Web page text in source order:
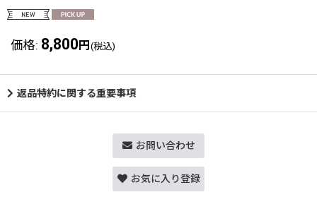
価格: 8,800 円 (税込)
返品特約に関する重要事項
お問い合わせ
お気に入り登録